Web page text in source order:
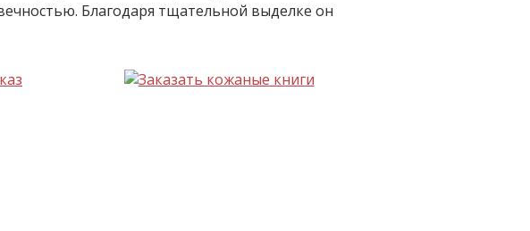
Благодаря тщательной выделке он